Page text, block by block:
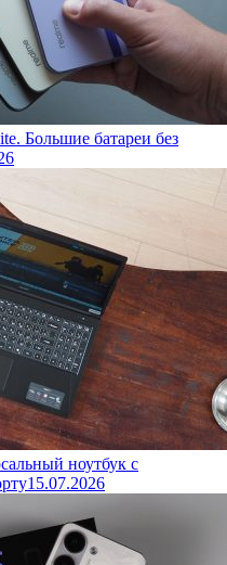
Большие батареи без
ноутбук с
15.07.2026